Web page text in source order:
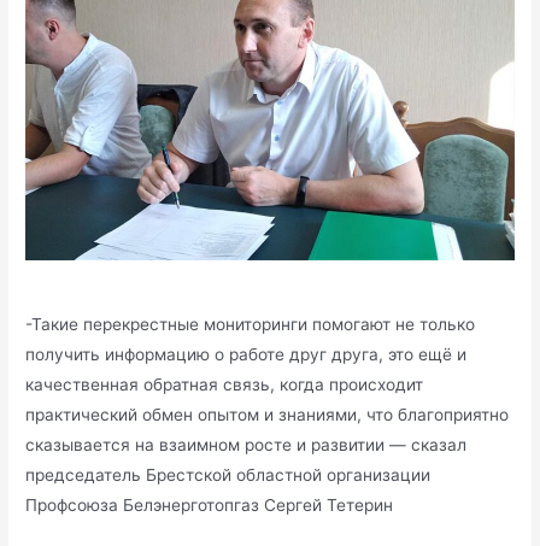
-Такие перекрестные мониторинги помогают не только
получить информацию о работе друг друга, это ещё и
качественная обратная связь, когда происходит
практический обмен опытом и знаниями, что благоприятно
сказывается на взаимном росте и развитии — сказал
председатель Брестской областной организации
Профсоюза Белэнерготопгаз Сергей Тетерин